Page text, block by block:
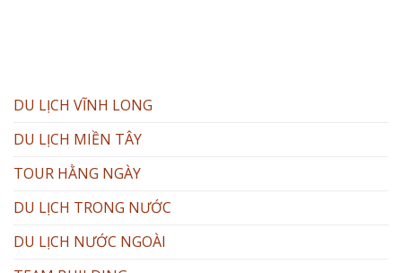
DU LỊCH VĨNH LONG
DU LỊCH MIỀN TÂY
TOUR HẰNG NGÀY
DU LỊCH TRONG NƯỚC
DU LỊCH NƯỚC NGOÀI